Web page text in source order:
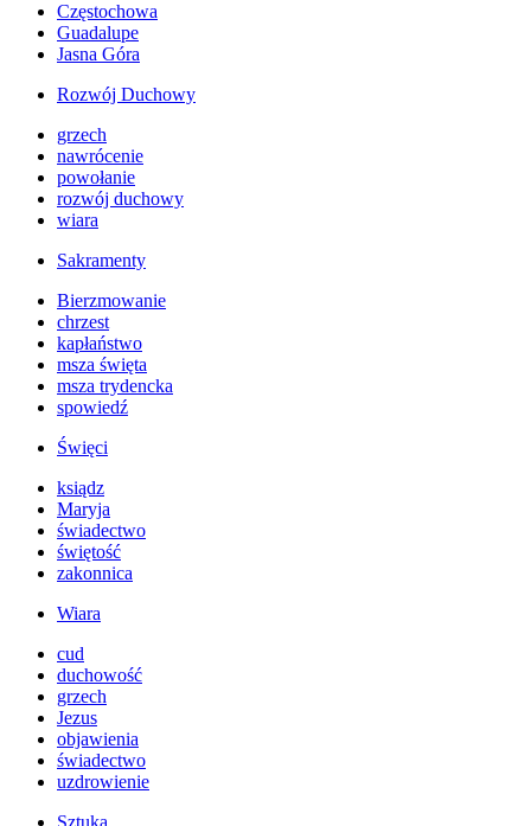
Częstochowa
Guadalupe
Jasna Góra
Rozwój Duchowy
grzech
nawrócenie
powołanie
rozwój duchowy
wiara
Sakramenty
Bierzmowanie
chrzest
kapłaństwo
msza święta
msza trydencka
spowiedź
Święci
ksiądz
Maryja
świadectwo
świętość
zakonnica
Wiara
cud
duchowość
grzech
Jezus
objawienia
świadectwo
uzdrowienie
Sztuka